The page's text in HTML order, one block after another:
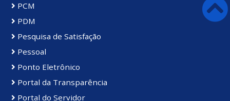
PCM
PDM
Pesquisa de Satisfação
Pessoal
Ponto Eletrônico
Portal da Transparência
Portal do Servidor